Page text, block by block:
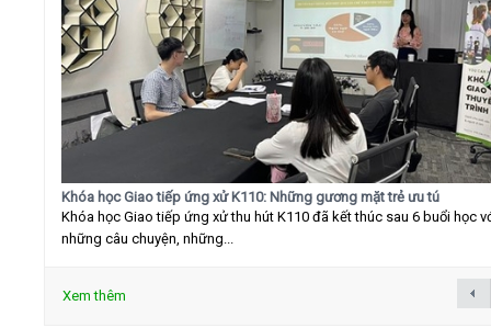
Khóa học Giao tiếp ứng xử K110: Những gương mặt trẻ ưu tú
Khóa học Giao tiếp ứng xử thu hút K110 đã kết thúc sau 6 buổi học
những câu chuyện, những...
Xem thêm